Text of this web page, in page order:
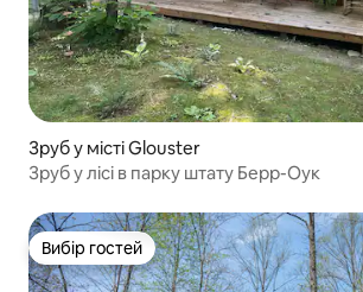
Зруб у місті Glouster
Зруб у лісі в парку штату Берр-Оук
Вибір гостей
Вибір гостей